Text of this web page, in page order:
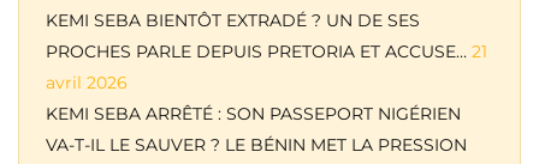
KEMI SEBA BIENTÔT EXTRADÉ ? UN DE SES
PROCHES PARLE DEPUIS PRETORIA ET ACCUSE… 21
avril 2026
KEMI SEBA ARRÊTÉ : SON PASSEPORT NIGÉRIEN
VA-T-IL LE SAUVER ? LE BÉNIN MET LA PRESSION